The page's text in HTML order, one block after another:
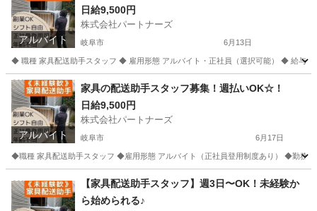
アルバイト
日給9,500円
株式会社パートナーズ
岐阜市 6月13日
◆ 職種 家具配送助手スタッフ ◆ 雇用形態 アルバイト・正社員（選択可能） ◆ 給与
岐阜 岐阜市 配送 岐阜 岐阜市 配送 スタッフ
アルバイト
家具の配送助手スタッフ募集！週払いOK☆！
日給9,500円
株式会社パートナーズ
岐阜市 6月17日
◆職種 家具配送助手スタッフ ◆雇用形態 アルバイト（正社員登用制度あり） ◆勤務
配送 岐阜 各務原市 配送 スタッフ
【家具配送助手スタッフ】週3日〜OK！未経験か
ら始められる♪